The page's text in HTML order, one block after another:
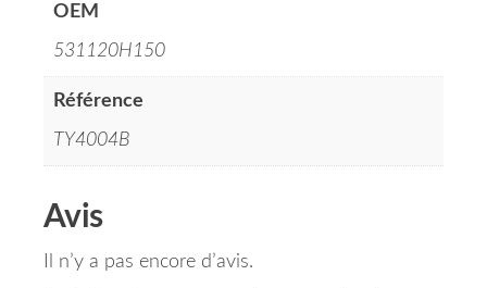
OEM
531120H150
Référence
TY4004B
Avis
Il n’y a pas encore d’avis.